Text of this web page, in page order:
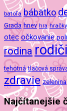
batoľa bábätko
Grada hnev hra hračky
otec očkovanie
rodina
tehotná tlačová
zdravie zelenina
Najčítanejšie